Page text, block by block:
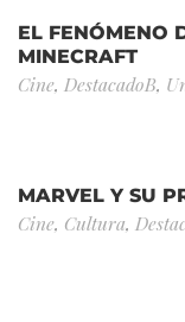
EL FENÓMENO
MINECRAFT
Cine, DestacadoB,
MARVEL Y SU
Cine, Cultura,